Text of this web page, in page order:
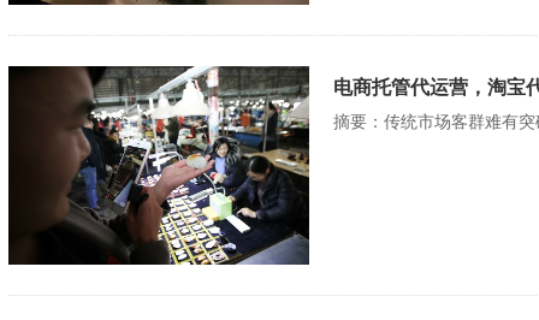
电商托管代运营，淘宝
摘要：传统市场客群难有